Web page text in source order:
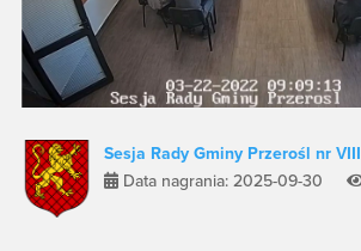
Sesja Rady Gminy Przerośl nr VIII
Data nagrania: 2025-09-30